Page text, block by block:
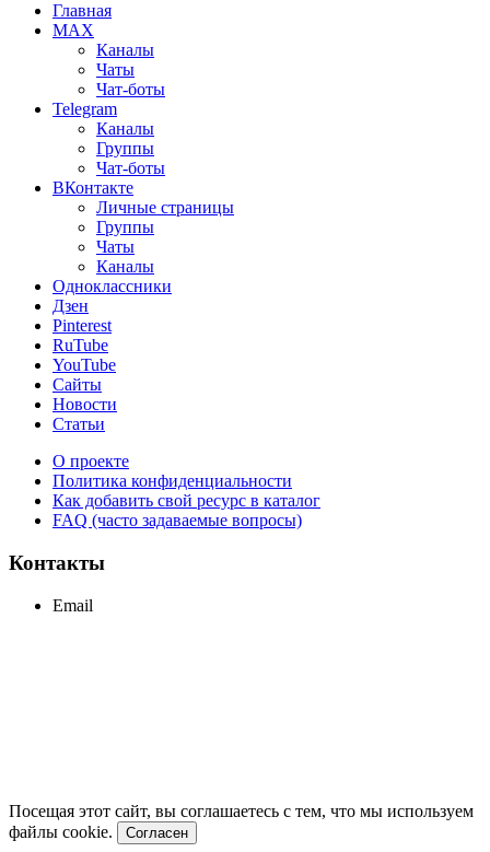
Главная
MAX
Каналы
Чаты
Чат-боты
Telegram
Каналы
Группы
Чат-боты
ВКонтакте
Личные страницы
Группы
Чаты
Каналы
Одноклассники
Дзен
Pinterest
RuTube
YouTube
Сайты
Новости
Статьи
О проекте
Политика конфиденциальности
Как добавить свой ресурс в каталог
FAQ (часто задаваемые вопросы)
Контакты
Email
Посещая этот сайт, вы соглашаетесь с тем, что мы используем
файлы cookie.
Согласен